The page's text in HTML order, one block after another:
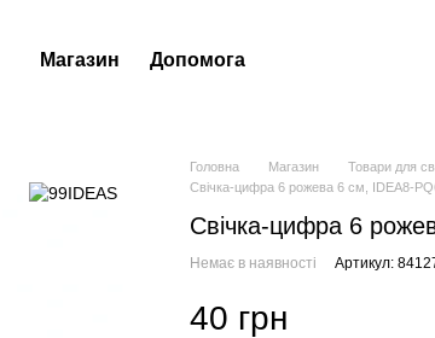
Магазин Допомога
Головна Магазин Товари для
Свічка-цифра 6 рожева 6 см, IDEA8-
Свічка-цифра 6
Немає в наявності Артикул:
40 грн